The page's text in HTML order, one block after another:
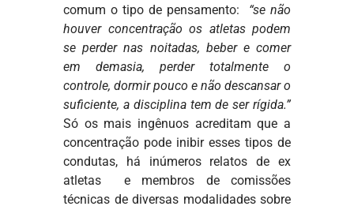
comum o tipo de pensamento: “se não
houver concentração os atletas podem
se perder nas noitadas, beber e comer
em demasia, perder totalmente o
controle, dormir pouco e não descansar o
suficiente, a disciplina tem de ser rígida.”
Só os mais ingênuos acreditam que a
concentração pode inibir esses tipos de
condutas, há inúmeros relatos de ex
atletas e membros de comissões
técnicas de diversas modalidades sobre